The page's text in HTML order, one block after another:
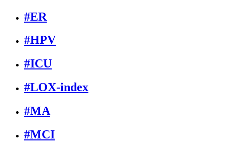
#ER
#HPV
#ICU
#LOX-index
#MA
#MCI